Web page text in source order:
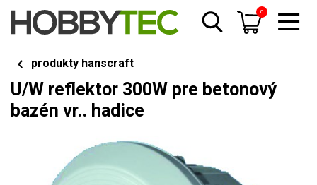
0
produkty hanscraft
U/W reflektor 300W pre betonový
bazén vr.. hadice